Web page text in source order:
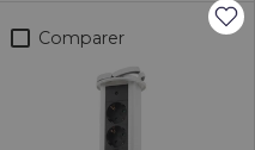
Comparer